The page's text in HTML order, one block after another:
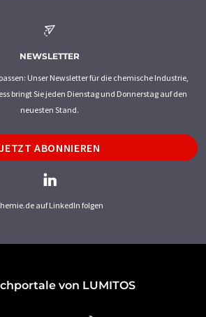
NEWSLETTER
Unser Newsletter für die chemische Industrie,
bringt Sie jeden Dienstag und Donnerstag auf den
neuesten Stand.
ABONNIEREN
auf LinkedIn folgen
von LUMITOS